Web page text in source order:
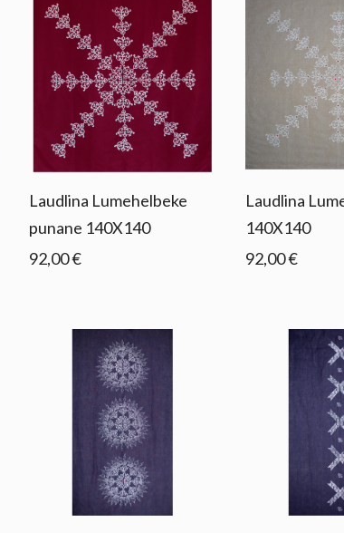
Laudlina Lumehelbeke
punane 140X140
92,00 €
Laudlina
140X140
92,00 €